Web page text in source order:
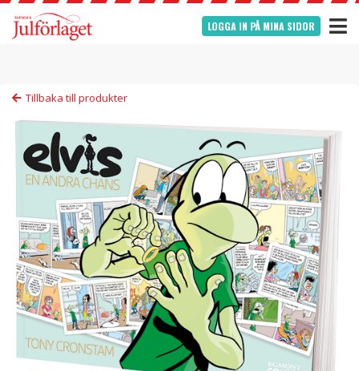
LOGGA IN PÅ MINA SIDOR
Tillbaka till produkter